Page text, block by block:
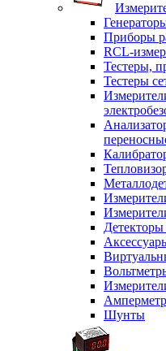
Приборы
RCL-
Тестеры,
Тестеры
Детекторы
Шунты